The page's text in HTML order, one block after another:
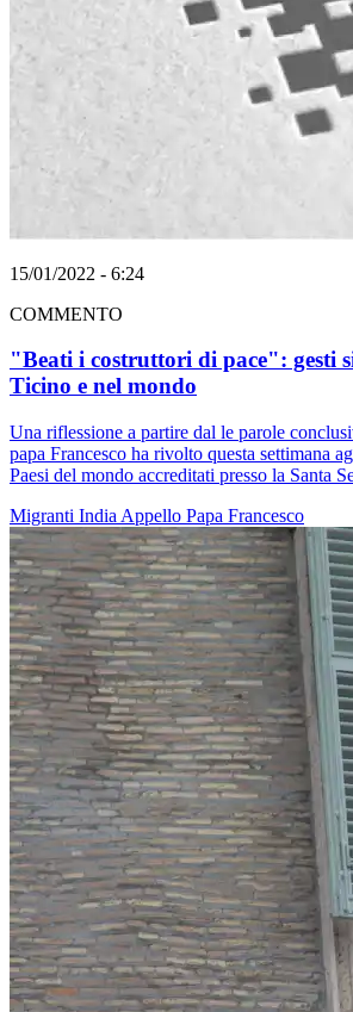
15/01/2022 - 6:24
COMMENTO
"Beati i costruttori di pace": gesti
Ticino e nel mondo
Una riflessione a partire dal le parole
papa Francesco ha rivolto questa settimana
Paesi del mondo accreditati presso la Santa
Migranti India Appello Papa Francesco